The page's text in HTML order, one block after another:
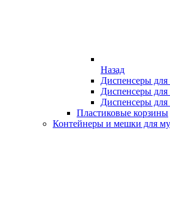
Назад
Диспенсеры
Диспенсеры
Диспенсеры
Пластиковые корзины
Контейнеры и мешки для